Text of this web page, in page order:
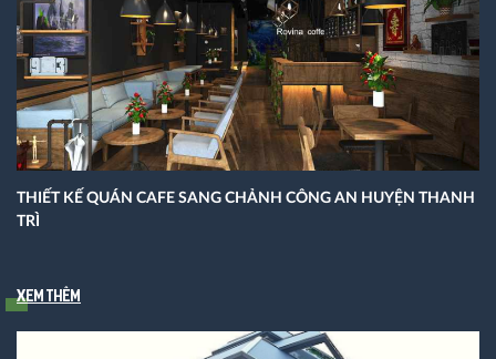
THIẾT KẾ QUÁN CAFE SANG CHẢNH CÔNG AN HUYỆN THANH
TRÌ
Xem thêm